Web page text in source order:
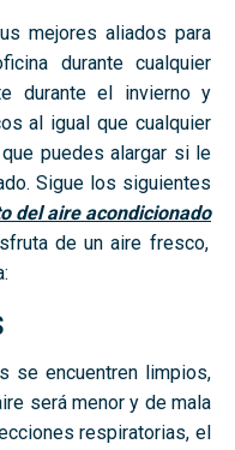
mejores aliados para
durante cualquier
durante el invierno y
al igual que cualquier
puedes alargar si le
Sigue los siguientes
del aire acondicionado
de un aire fresco,
se encuentren limpios,
será menor y de mala
respiratorias, el